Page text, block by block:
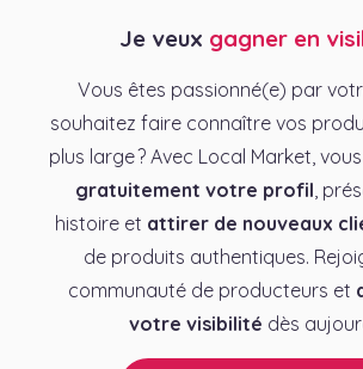
Je veux gagner en
Vous êtes passionné(e) par
souhaitez faire connaître vos
plus large ? Avec Local Market,
gratuitement votre profil ,
histoire et attirer de nouveaux
de produits authentiques.
communauté de producteurs et
votre visibilité dès